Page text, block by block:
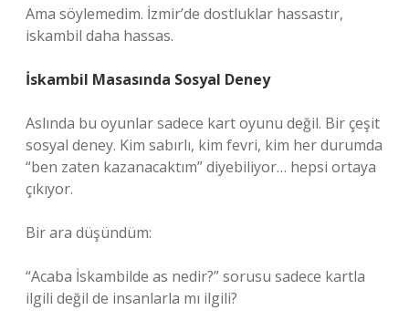
Ama söylemedim. İzmir’de dostluklar hassastır,
iskambil daha hassas.
İskambil Masasında Sosyal Deney
Aslında bu oyunlar sadece kart oyunu değil. Bir çeşit
sosyal deney. Kim sabırlı, kim fevri, kim her durumda
“ben zaten kazanacaktım” diyebiliyor… hepsi ortaya
çıkıyor.
Bir ara düşündüm:
“Acaba İskambilde as nedir?” sorusu sadece kartla
ilgili değil de insanlarla mı ilgili?